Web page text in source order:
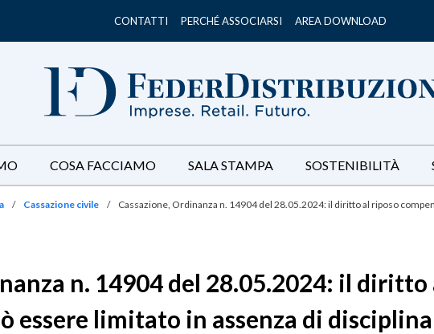
CONTATTI PERCHÉ ASSOCIARSI AREA DOWNLOAD
COSA FACCIAMO SALA STAMPA SOSTENIBILITÀ
/ Cassazione civile /
Cassazione, Ordinanza n. 14904 del 28.05.2024: il diritto al riposo
n. 14904 del 28.05.2024: il
essere limitato in assenza di